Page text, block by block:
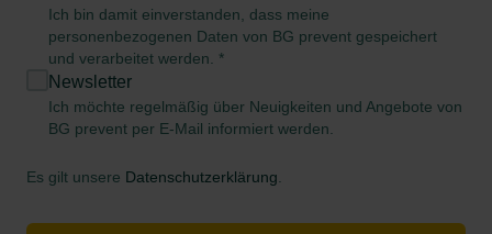
Ich bin damit einverstanden, dass meine
personenbezogenen Daten von BG prevent gespeichert
und verarbeitet werden. *
Newsletter
Ich möchte regelmäßig über Neuigkeiten und Angebote von
BG prevent per E-Mail informiert werden.
Es gilt unsere Datenschutzerklärung